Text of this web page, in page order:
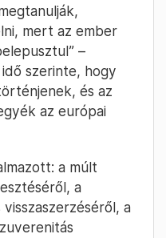
mert az ember
–
szerinte, hogy
és az
az európai
a múlt
a
a